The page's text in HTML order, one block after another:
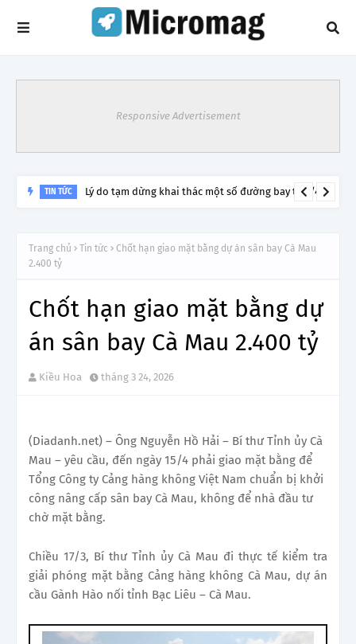
Responsive Advertisement
TIN TỨC Lý do tạm dừng khai thác một số đường bay từ 1/4
Trang chủ Tin tức
Chốt hạn giao mặt bằng dự án sân bay Cà Mau
2.400 tỷ
Chốt hạn giao mặt bằng dự
án sân bay Cà Mau 2.400 tỷ
Kiều Hoa tháng 3 24, 2026
(Diadanh.net) – Ông Nguyễn Hồ Hải – Bí thư Tỉnh ủy Cà
Mau – yêu cầu, đến ngày 15/4 phải giao mặt bằng để
Tổng Công ty Cảng hàng không Việt Nam chuẩn bị khởi
công nâng cấp sân bay Cà Mau, không để nhà đầu tư
chờ mặt bằng.
Chiều 17/3, Bí thư Tỉnh ủy Cà Mau đi thực tế kiểm tra
giải phóng mặt bằng Cảng hàng không Cà Mau, dự án
cầu Gành Hào nối tỉnh Bạc Liêu – Cà Mau.